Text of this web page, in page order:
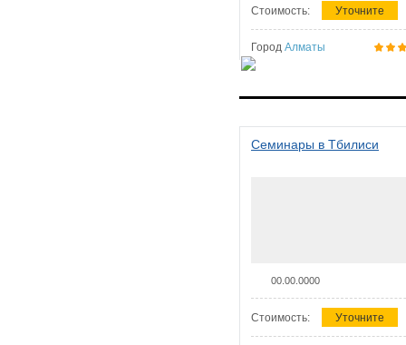
Стоимость: Уточните
Город Алматы
Семинары в Тбилиси
00.00.0000
Стоимость: Уточните